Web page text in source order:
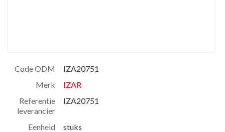
Code ODM
IZA20751
Merk
IZAR
Referentie
leverancier
IZA20751
Eenheid
stuks